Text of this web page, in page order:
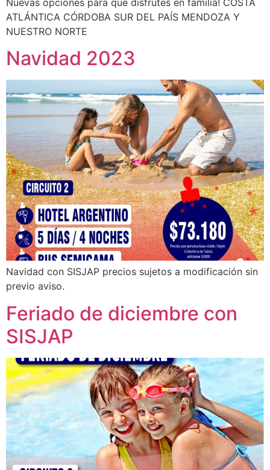
ATLÁNTICA CÓRDOBA SUR DEL PAÍS MENDOZA Y
NUESTRO NORTE
Navidad 2023
Navidad con SISJAP precios sujetos a modificación sin
previo aviso.
Feriado de diciembre con
SISJAP